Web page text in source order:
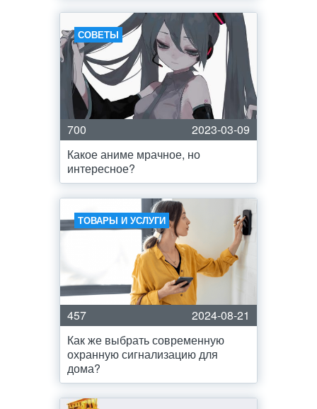
СОВЕТЫ
700
2023-03-09
Какое аниме мрачное, но
интересное?
ТОВАРЫ И УСЛУГИ
457
2024-08-21
Как же выбрать современную
охранную сигнализацию для
дома?